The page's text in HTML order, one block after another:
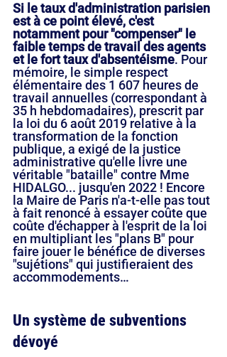
Si le taux d'administration parisien
est à ce point élevé, c'est
notamment pour "compenser" le
faible temps de travail des agents
et le fort taux d'absentéisme. Pour
mémoire, le simple respect
élémentaire des 1 607 heures de
travail annuelles (correspondant à
35 h hebdomadaires), prescrit par
la loi du 6 août 2019 relative à la
transformation de la fonction
publique, a exigé de la justice
administrative qu'elle livre une
véritable "bataille" contre Mme
HIDALGO... jusqu'en 2022 ! Encore
la Maire de Paris n'a-t-elle pas tout
à fait renoncé à essayer coûte que
coûte d'échapper à l'esprit de la loi
en multipliant les "plans B" pour
faire jouer le bénéfice de diverses
"sujétions" qui justifieraient des
accommodements…
Un système de subventions
dévoyé